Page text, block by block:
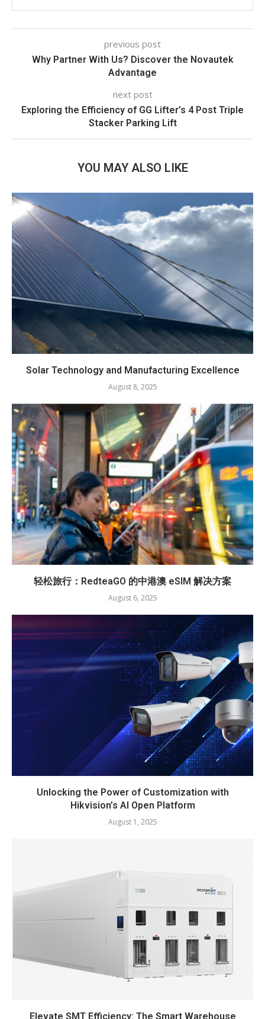
previous post
Why Partner With Us? Discover the Novautek
Advantage
next post
Exploring the Efficiency of GG Lifter’s 4 Post Triple
Stacker Parking Lift
YOU MAY ALSO LIKE
Solar Technology and Manufacturing Excellence
August 8, 2025
轻松旅行：RedteaGO 的中港澳 eSIM 解决方案
August 6, 2025
Unlocking the Power of Customization with
Hikvision’s AI Open Platform
August 1, 2025
Elevate SMT Efficiency: The Smart Warehouse